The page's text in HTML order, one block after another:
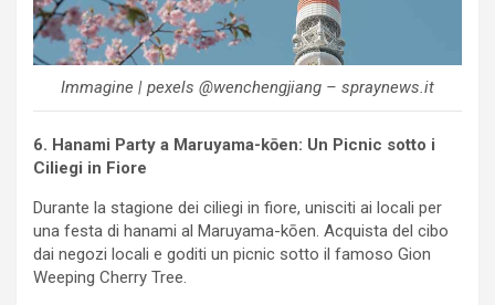
Immagine | pexels @wenchengjiang – spraynews.it
6. Hanami Party a Maruyama-kōen: Un Picnic sotto i
Ciliegi in Fiore
Durante la stagione dei ciliegi in fiore, unisciti ai locali per
una festa di hanami al Maruyama-kōen. Acquista del cibo
dai negozi locali e goditi un picnic sotto il famoso Gion
Weeping Cherry Tree.